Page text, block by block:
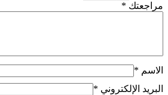
مراجعتك *
الاسم *
البريد الإلكتروني *